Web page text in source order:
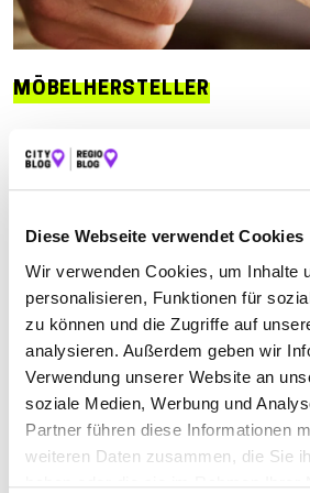
Diese Webseite verwendet Cookies
Wir verwenden Cookies, um Inhalte
personalisieren, Funktionen für
zu können und die Zugriffe auf
analysieren. Außerdem geben wir
Verwendung unserer Website an
soziale Medien, Werbung und
Partner führen diese Informationen
weiteren Daten zusammen, die Sie
MÖBELHERSTELLER
Suchen nach
Finden
ALLE
BAD KÖNIGSHOFEN I
THUNDORF IN UNTERFRANKEN
HERIBERT KLÖFFEL GMBH